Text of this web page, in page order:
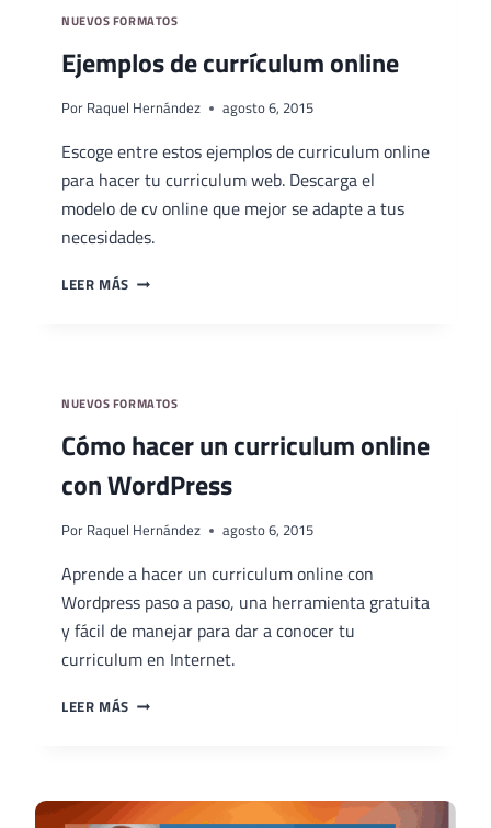
NUEVOS FORMATOS
Ejemplos de currículum online
Por Raquel Hernández agosto 6, 2015
Escoge entre estos ejemplos de curriculum online
para hacer tu curriculum web. Descarga el
modelo de cv online que mejor se adapte a tus
necesidades.
LEER MÁS EJEMPLOS
NUEVOS FORMATOS
Cómo hacer un curriculum online
con WordPress
Por Raquel Hernández agosto 6, 2015
Aprende a hacer un curriculum online con
Wordpress paso a paso, una herramienta gratuita
y fácil de manejar para dar a conocer tu
curriculum en Internet.
LEER MÁS CÓMO